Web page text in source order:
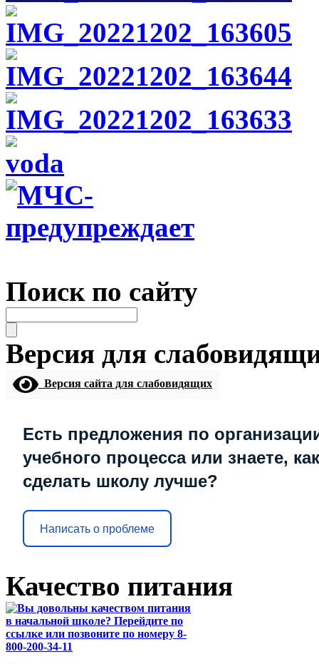
Поиск по сайту
Версия для
Версия сайта для слабовидящих
Есть предложения по
учебного процесса или знаете, как
сделать школу лучше?
Написать о проблеме
Качество питания